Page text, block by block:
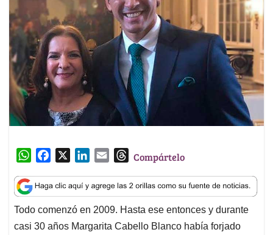
W
a
t
s
A
c
e
b
o
n
k
e
d
a
i
l
T
r
e
a
d
Compártelo
Todo comenzó en 2009. Hasta ese entonces y durante
casi 30 años Margarita Cabello Blanco había forjado